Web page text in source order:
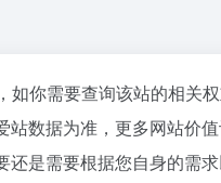
如你需要查询该站的相关
站数据为准，更多网站价
还是需要根据您自身的需